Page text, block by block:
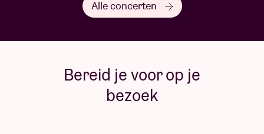
Alle concerten
Bereid je voor op je
bezoek